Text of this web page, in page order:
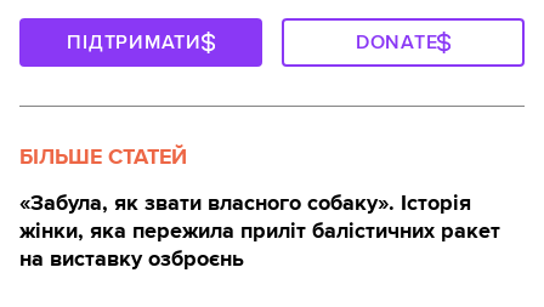
ПІДТРИМАТИ DONATE
БІЛЬШЕ СТАТЕЙ
«Забула, як звати власного собаку». Історія
жінки, яка пережила приліт балістичних ракет
на виставку озброєнь